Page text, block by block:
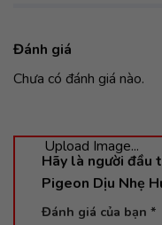
Upload Image...
Đánh giá
Chưa có đánh giá nào.
Hãy là người đầu
Pigeon Dịu Nhẹ
Đánh giá của bạn *